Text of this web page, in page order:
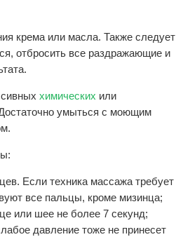
крема или масла. Также следует
отбросить все раздражающие и
химических или
умыться с моющим
Если техника массажа требует
все пальцы, кроме мизинца;
или шее не более 7 секунд;
давление тоже не принесет